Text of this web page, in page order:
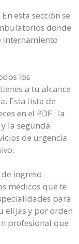
En esta sección se
donde
internamiento
los
a tu alcance
Esta lista de
en el PDF : la
la segunda
de urgencia
ingreso
médicos que te
para
elijas y por orden
profesional que